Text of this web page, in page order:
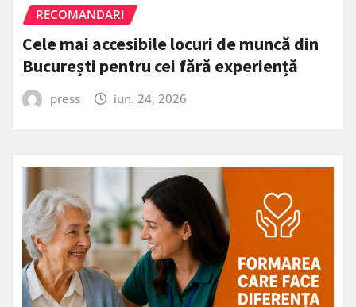
RECOMANDARI
Cele mai accesibile locuri de muncă din
București pentru cei fără experiență
press iun. 24, 2026